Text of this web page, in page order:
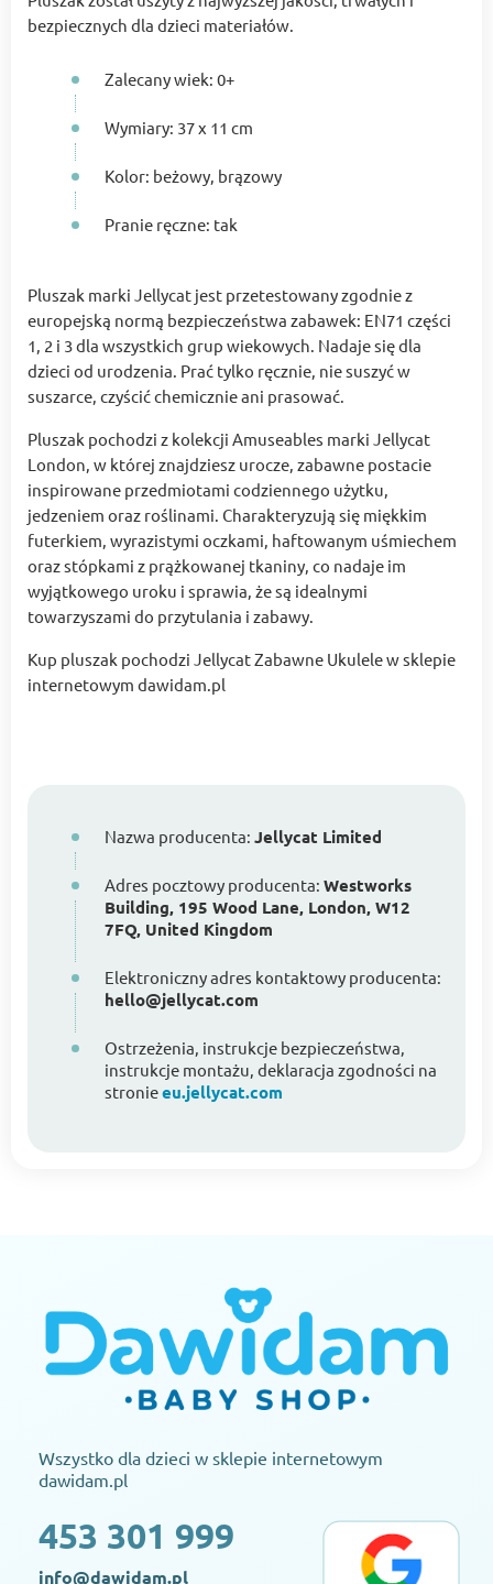
bezpiecznych dla dzieci materiałów.
Zalecany wiek: 0+
Wymiary: 37 x 11 cm
Kolor: beżowy, brązowy
Pranie ręczne: tak
Pluszak marki Jellycat jest przetestowany zgodnie z
europejską normą bezpieczeństwa zabawek: EN71 części
1, 2 i 3 dla wszystkich grup wiekowych. Nadaje się dla
dzieci od urodzenia. Prać tylko ręcznie, nie suszyć w
suszarce, czyścić chemicznie ani prasować.
Pluszak pochodzi z kolekcji Amuseables marki Jellycat
London, w której znajdziesz urocze, zabawne postacie
inspirowane przedmiotami codziennego użytku,
jedzeniem oraz roślinami. Charakteryzują się miękkim
futerkiem, wyrazistymi oczkami, haftowanym uśmiechem
oraz stópkami z prążkowanej tkaniny, co nadaje im
wyjątkowego uroku i sprawia, że są idealnymi
towarzyszami do przytulania i zabawy.
Kup pluszak pochodzi Jellycat Zabawne Ukulele w sklepie
internetowym dawidam.pl
Nazwa producenta: Jellycat Limited
Adres pocztowy producenta: Westworks
Building, 195 Wood Lane, London, W12
7FQ, United Kingdom
Elektroniczny adres kontaktowy producenta:
hello@jellycat.com
Ostrzeżenia, instrukcje bezpieczeństwa,
instrukcje montażu, deklaracja zgodności na
stronieeu.jellycat.com
Wszystko dla dzieci w sklepie internetowym
dawidam.pl
453 301 999
info@dawidam.pl